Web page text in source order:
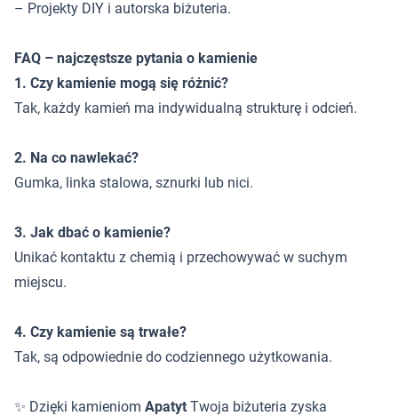
– Projekty DIY i autorska biżuteria.
FAQ – najczęstsze pytania o kamienie
1. Czy kamienie mogą się różnić?
Tak, każdy kamień ma indywidualną strukturę i odcień.
2. Na co nawlekać?
Gumka, linka stalowa, sznurki lub nici.
3. Jak dbać o kamienie?
Unikać kontaktu z chemią i przechowywać w suchym
miejscu.
4. Czy kamienie są trwałe?
Tak, są odpowiednie do codziennego użytkowania.
✨ Dzięki kamieniom Apatyt Twoja biżuteria zyska